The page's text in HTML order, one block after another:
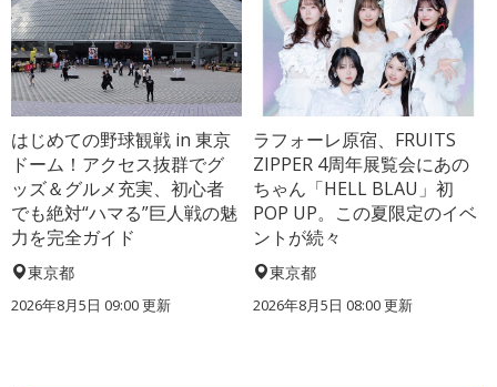
はじめての野球観戦 in 東京
ドーム！アクセス抜群でグ
ッズ＆グルメ充実、初心者
でも絶対“ハマる”巨人戦の魅
力を完全ガイド
東京都
2026年8月5日 09:00更新
ラフォーレ原宿、FRUITS
ZIPPER 4周年展覧会にあの
ちゃん「HELL BLAU」初
POP UP。この夏限定のイベ
ントが続々
東京都
2026年8月5日 08:00更新